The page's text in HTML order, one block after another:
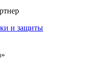
и защиты